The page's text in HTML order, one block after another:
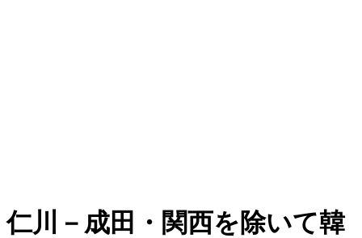
仁川－成田・関西を除いて韓